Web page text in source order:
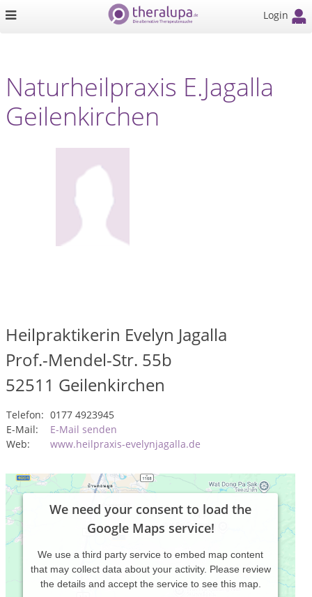
Login
Naturheilpraxis E.Jagalla
Geilenkirchen
Heilpraktikerin Evelyn Jagalla
Prof.-Mendel-Str. 55b
52511 Geilenkirchen
Telefon: 0177 4923945
E-Mail:
E-Mail senden
Web:
www.heilpraxis-evelynjagalla.de
We need your consent to load the
Google Maps service!
We use a third party service to embed map content
that may collect data about your activity. Please review
the details and accept the service to see this map.